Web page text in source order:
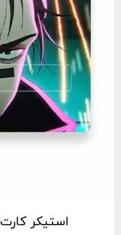
استیکر کارت Jujutsu kaisen کد juc27